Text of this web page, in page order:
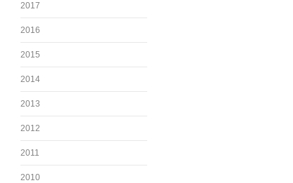
2017
2016
2015
2014
2013
2012
2011
2010